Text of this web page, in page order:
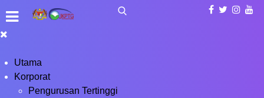
Utama
Korporat
Pengurusan Tertinggi